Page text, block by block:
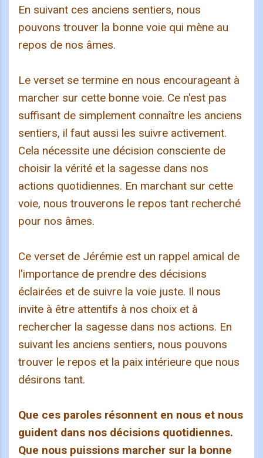
En suivant ces anciens sentiers, nous
pouvons trouver la bonne voie qui mène au
repos de nos âmes.
Le verset se termine en nous encourageant à
marcher sur cette bonne voie. Ce n'est pas
suffisant de simplement connaître les anciens
sentiers, il faut aussi les suivre activement.
Cela nécessite une décision consciente de
choisir la vérité et la sagesse dans nos
actions quotidiennes. En marchant sur cette
voie, nous trouverons le repos tant recherché
pour nos âmes.
Ce verset de Jérémie est un rappel amical de
l'importance de prendre des décisions
éclairées et de suivre la voie juste. Il nous
invite à être attentifs à nos choix et à
rechercher la sagesse dans nos actions. En
suivant les anciens sentiers, nous pouvons
trouver le repos et la paix intérieure que nous
désirons tant.
Que ces paroles résonnent en nous et nous
guident dans nos décisions quotidiennes.
Que nous puissions marcher sur la bonne